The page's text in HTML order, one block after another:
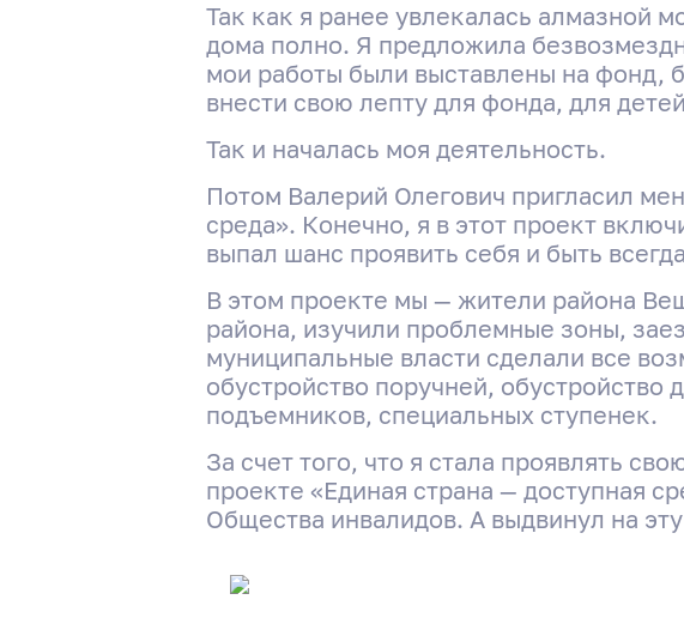
Так как я ранее увлекалась алмазной
дома полно. Я предложила
мои работы были выставлены на фонд,
внести свою лепту для фонда, для
Так и началась моя деятельность.
Потом Валерий Олегович пригласил
среда». Конечно, я в этот проект
выпал шанс проявить себя и быть
В этом проекте мы — жители района
района, изучили проблемные зоны,
муниципальные власти сделали все
обустройство поручней,
подъемников, специальных ступенек.
За счет того, что я стала проявлять
проекте «Единая страна — доступная
Общества инвалидов. А выдвинул на